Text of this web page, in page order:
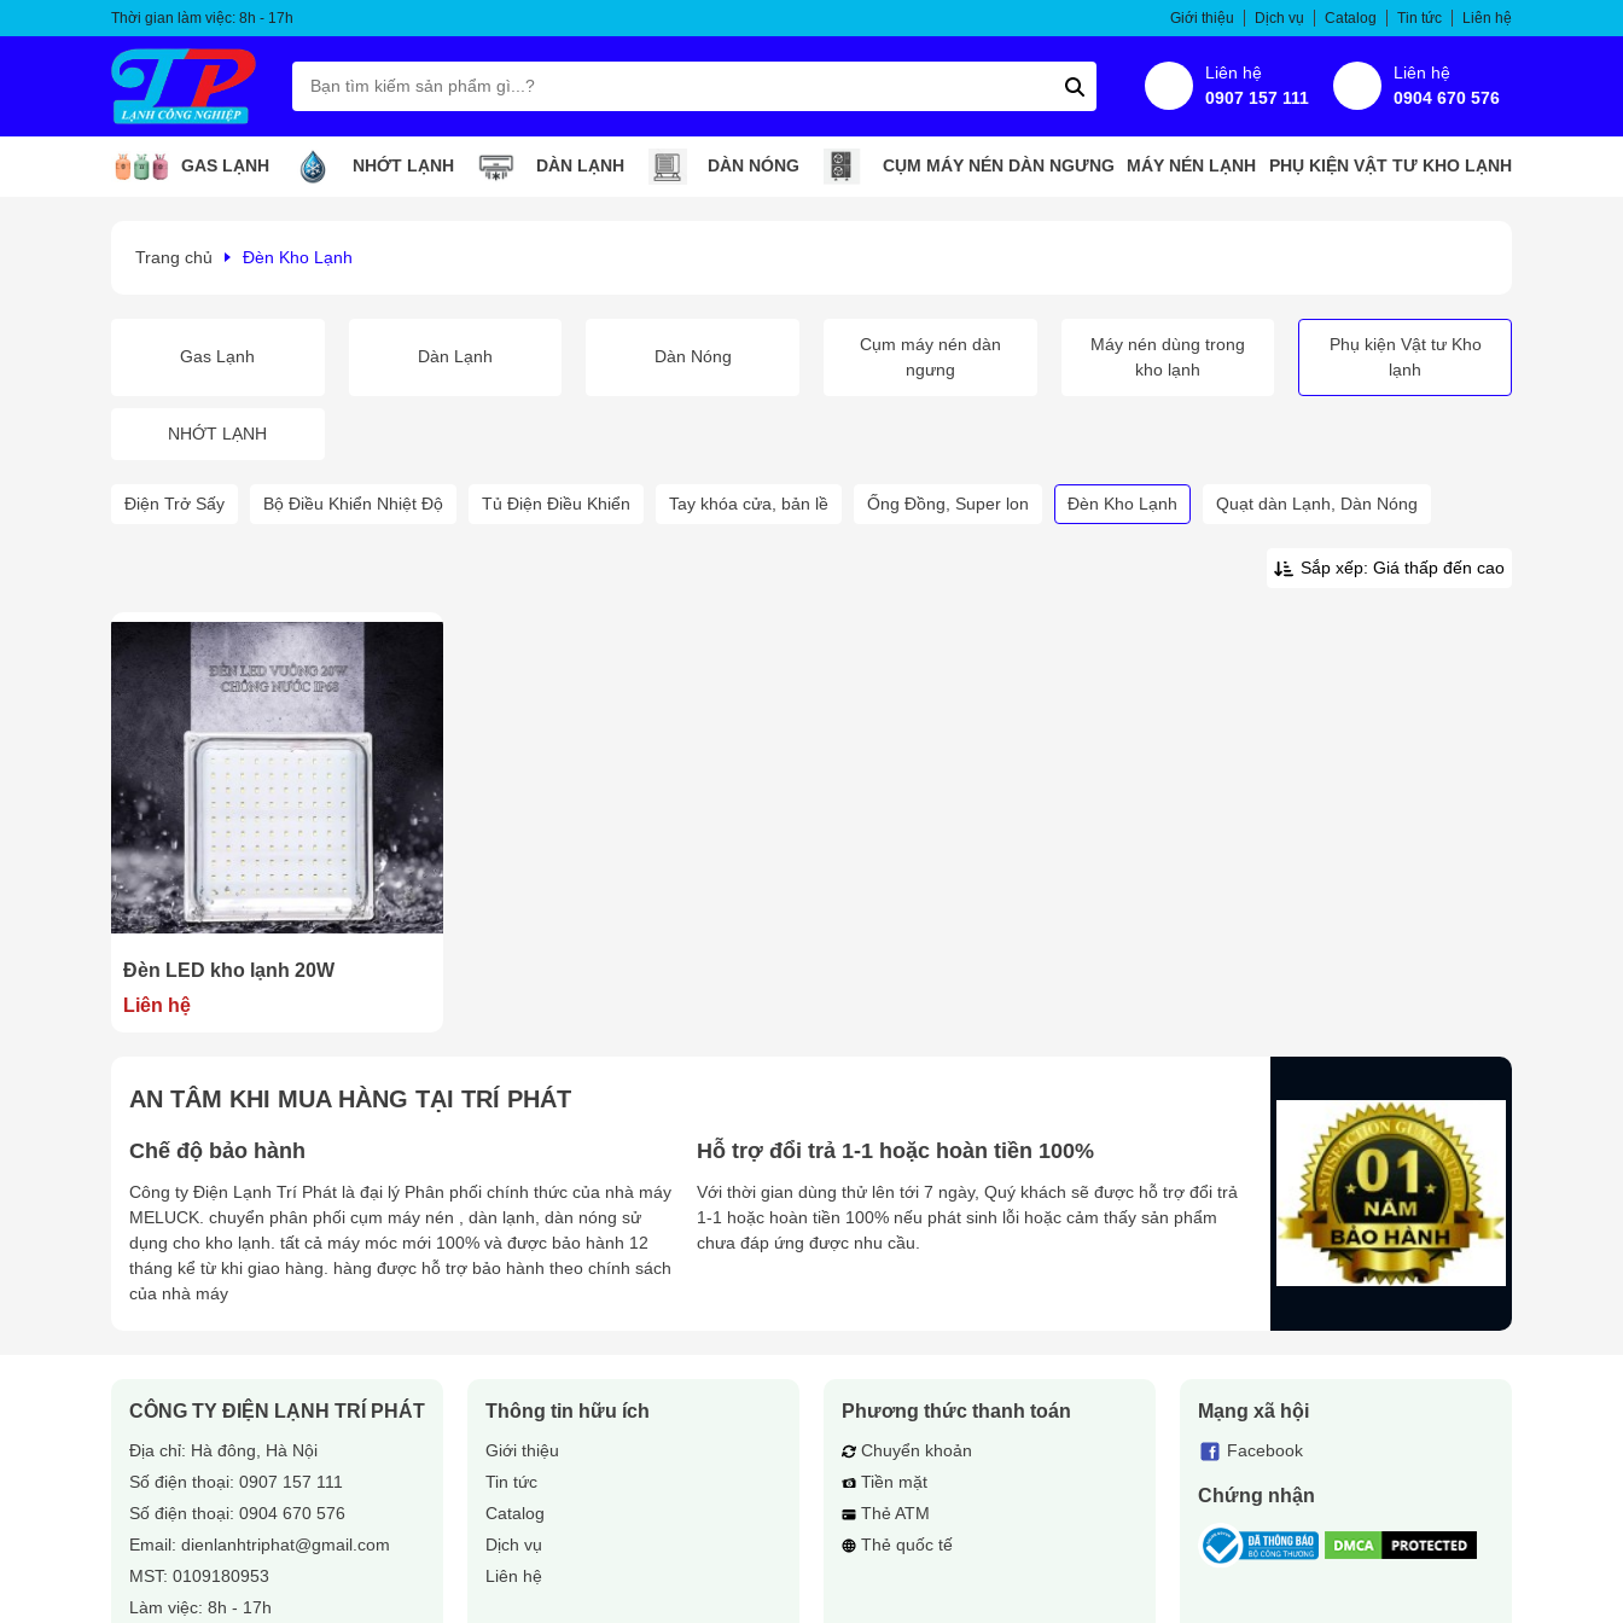
Thời gian làm việc: 8h - 17h Giới thiệu Dịch vụ Catalog Tin tức Liên hệ
Liên hệ
0907 157 111
Liên hệ
0904 670 576
GAS LẠNH NHỚT LẠNH DÀN LẠNH DÀN NÓNG CỤM MÁY NÉN DÀN NGƯNG MÁY NÉN LẠNH PHỤ KIỆN VẬT TƯ KHO LẠNH
Trang chủ Đèn Kho Lạnh
Gas Lạnh Dàn Lạnh Dàn Nóng
Cụm máy nén dàn
ngưng
Máy nén dùng trong
kho lạnh
Phụ kiện Vật tư Kho
lạnh
NHỚT LẠNH
Điện Trở Sấy Bộ Điều Khiển Nhiệt Độ Tủ Điện Điều Khiển Tay khóa cửa, bản lề Ống Đồng, Super lon Đèn Kho Lạnh Quạt dàn Lạnh, Dàn Nóng
Sắp xếp: Giá thấp đến cao
Đèn LED kho lạnh 20W
Liên hệ
AN TÂM KHI MUA HÀNG TẠI TRÍ PHÁT
Chế độ bảo hành
Công ty Điện Lạnh Trí Phát là đại lý Phân phối chính thức của nhà máy
MELUCK. chuyển phân phối cụm máy nén , dàn lạnh, dàn nóng sử
dụng cho kho lạnh. tất cả máy móc mới 100% và được bảo hành 12
tháng kể từ khi giao hàng. hàng được hỗ trợ bảo hành theo chính sách
của nhà máy
Hỗ trợ đổi trả 1-1 hoặc hoàn tiền 100%
Với thời gian dùng thử lên tới 7 ngày, Quý khách sẽ được hỗ trợ đổi trả
1-1 hoặc hoàn tiền 100% nếu phát sinh lỗi hoặc cảm thấy sản phẩm
chưa đáp ứng được nhu cầu.
CÔNG TY ĐIỆN LẠNH TRÍ PHÁT
Địa chỉ: Hà đông, Hà Nội
Số điện thoại: 0907 157 111
Số điện thoại: 0904 670 576
Email: dienlanhtriphat@gmail.com
MST: 0109180953
Làm việc: 8h - 17h
Thông tin hữu ích
Giới thiệu
Tin tức
Catalog
Dịch vụ
Liên hệ
Phương thức thanh toán
Chuyển khoản
Tiền mặt
Thẻ ATM
Thẻ quốc tế
Mạng xã hội
Facebook
Chứng nhận